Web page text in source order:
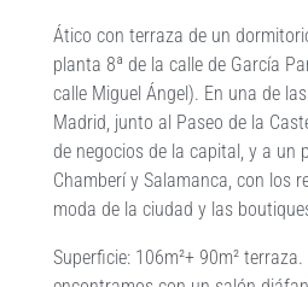
Ático con terraza de un
planta 8ª de la calle de García
calle Miguel Ángel). En una de
Madrid, junto al Paseo de la
de negocios de la capital, y a un
Chamberí y Salamanca, con los
moda de la ciudad y las
Superficie: 106m²+ 90m² terraza.